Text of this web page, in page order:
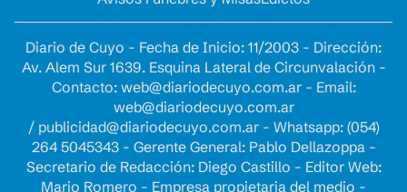
Diario de Cuyo - Fecha de Inicio: 11/2003 - Dirección:
Av. Alem Sur 1639. Esquina Lateral de Circunvalación -
Contacto: web@diariodecuyo.com.ar- Email:
web@diariodecuyo.com.ar
/ publicidad@diariodecuyo.com.ar- Whatsapp: (054)
264 5045343 - Gerente General: Pablo Dellazoppa -
Secretario de Redacción: Diego Castillo - Editor Web:
Mario Romero - Empresa propietaria del medio -